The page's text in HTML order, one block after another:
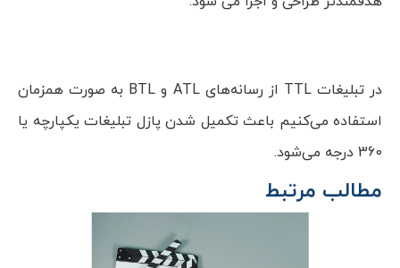
در تبلیغات TTL از رسانه‌های ATL و BTL به صورت همزمان
استفاده می‌کنیم باعث تکمیل شدن پازل تبلیغات یکپارچه یا
360 درجه می‌شود.
مطالب مرتبط